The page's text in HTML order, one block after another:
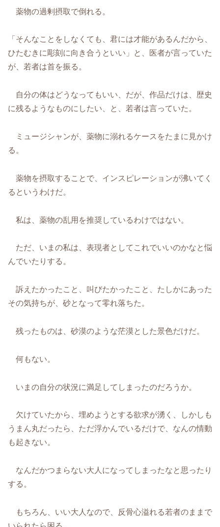
薬物の過剰摂取で倒れる。
「そんなことをしなくても、君には才能があるんだから、
ひたむきに彫刻に向き合うといい」と、医者が言っていた
が、若者は首を振る。
自分の体はどうなってもいい、だが、作品だけは、歴史
に残るようなものにしたい、と、若者は言っていた。
ミュージシャンが、薬物に溺れるケースをたまに見かけ
る。
薬物を摂取することで、インスピレーションが沸いてく
るというわけだ。
私は、薬物の乱用を推奨しているわけではない。
ただ、いまの私は、表現者としてこれでいいのかなと悩
んでいたりする。
訴えたかったこと、叫びたかったこと、たしかにあった
その気持ちが、砂となって零れ落ちた。
残ったものは、砂漠のような茫漠とした景色だけだ。
何もない。
いまの自分の状況に満足してしまったのだろうか。
欠けていたから、埋めようとする欲求が湧く、しかしも
うまん丸だったら、ただ浮かんでいるだけで、なんの情動
も起きない。
なんだかつまらない大人になってしまったなと思ったり
する。
もちろん、いい大人なので、反骨心溢れる若者のままで